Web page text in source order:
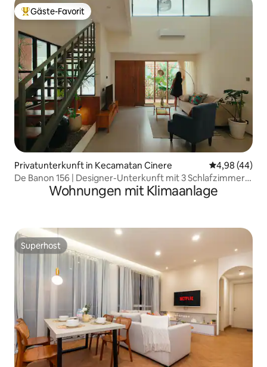
Beliebter Gäste-Favorit.
Gäste-Favorit
Privatunterkunft in Kecamatan Cinere
4,98 (44)
De Banon 156 | Designer-Unterkunft mit 3 Schlafzimmern
in CinereWohnungen mit Klimaanlage
Superhost
Superhost